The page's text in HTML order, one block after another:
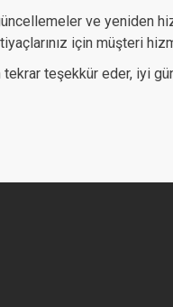
ve yeniden
için müşteri
tekrar teşekkür eder, iyi